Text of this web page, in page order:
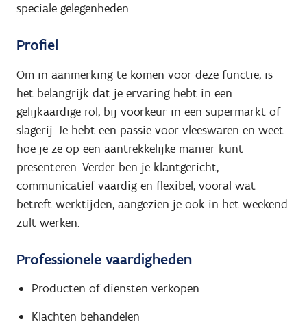
speciale gelegenheden.
Profiel
Om in aanmerking te komen voor deze functie, is
het belangrijk dat je ervaring hebt in een
gelijkaardige rol, bij voorkeur in een supermarkt of
slagerij. Je hebt een passie voor vleeswaren en weet
hoe je ze op een aantrekkelijke manier kunt
presenteren. Verder ben je klantgericht,
communicatief vaardig en flexibel, vooral wat
betreft werktijden, aangezien je ook in het weekend
zult werken.
Professionele vaardigheden
Producten of diensten verkopen
Klachten behandelen